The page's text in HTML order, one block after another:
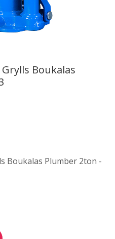
Grylls Boukalas
Boukalas Plumber 2ton -